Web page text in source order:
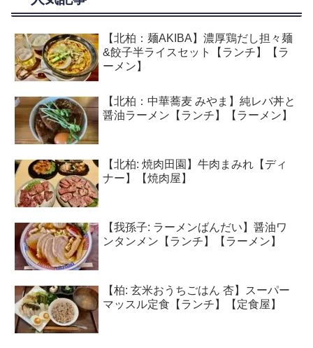
【北柏：麺AKIBA】濃厚鶏だし担々麺
&餃子半ライスセット【ランチ】【ラ
ーメン】
【北柏：中華蕎麦 みやま】純レバ丼と
醤油ラーメン【ランチ】【ラーメン】
【北柏: 焼肉田園】牛肉まみれ【ディ
ナー】【焼肉屋】
【我孫子: ラーメンばんだい】醤油ワ
ンタンメン【ランチ】【ラーメン】
【柏: 玄米おうちごはん 杏】スーパー
マッスル定食【ランチ】【定食屋】